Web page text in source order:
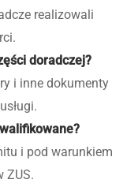
realizowali
doradczej?
i inne dokumenty
i pod warunkiem
ZUS.